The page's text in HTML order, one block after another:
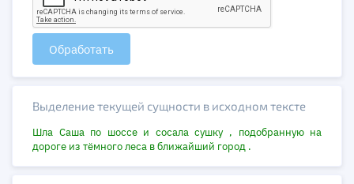
Обработать
Выделение текущей сущности в исходном тексте
Шла Саша по шоссе и сосаласушку , подобранную на
дороге из тёмноголеса вближайший город .